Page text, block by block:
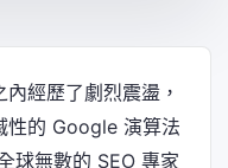
經歷了劇烈震盪，
性的 Google 演算法
球無數的 SEO 專家